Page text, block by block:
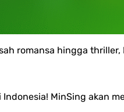
romansa hingga
MinSing akan